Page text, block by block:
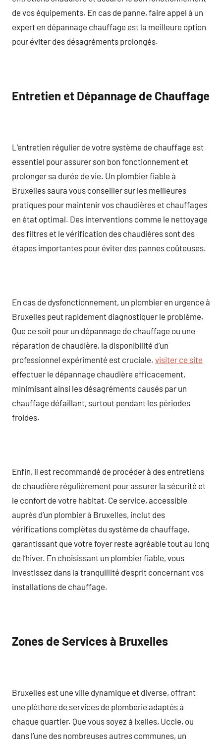
de vos équipements. En cas de panne, faire appel à un
expert en dépannage chauffage est la meilleure option
pour éviter des désagréments prolongés.
Entretien et Dépannage de Chauffage
L’entretien régulier de votre système de chauffage est
essentiel pour assurer son bon fonctionnement et
prolonger sa durée de vie. Un plombier fiable à
Bruxelles saura vous conseiller sur les meilleures
pratiques pour maintenir vos chaudières et chauffages
en état optimal. Des interventions comme le nettoyage
des filtres et le vérification des chaudières sont des
étapes importantes pour éviter des pannes coûteuses.
En cas de dysfonctionnement, un plombier en urgence à
Bruxelles peut rapidement diagnostiquer le problème.
Que ce soit pour un dépannage de chauffage ou une
réparation de chaudière, la disponibilité d’un
professionnel expérimenté est cruciale. visiter ce site
effectuer le dépannage chaudière efficacement,
minimisant ainsi les désagréments causés par un
chauffage défaillant, surtout pendant les périodes
froides.
Enfin, il est recommandé de procéder à des entretiens
de chaudière régulièrement pour assurer la sécurité et
le confort de votre habitat. Ce service, accessible
auprès d’un plombier à Bruxelles, inclut des
vérifications complètes du système de chauffage,
garantissant que votre foyer reste agréable tout au long
de l’hiver. En choisissant un plombier fiable, vous
investissez dans la tranquillité d’esprit concernant vos
installations de chauffage.
Zones de Services à Bruxelles
Bruxelles est une ville dynamique et diverse, offrant
une pléthore de services de plomberie adaptés à
chaque quartier. Que vous soyez à Ixelles, Uccle, ou
dans l’une des nombreuses autres communes, un